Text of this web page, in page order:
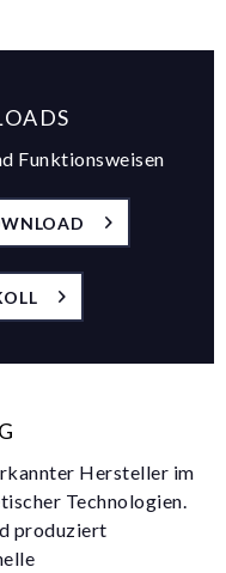
Funktionsweisen
Hersteller im
Technologien.
produziert